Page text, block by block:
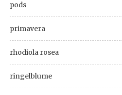
pods
primavera
rhodiola rosea
ringelblume